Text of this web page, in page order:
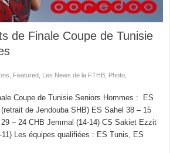
de Finale Coupe de Tunisie
Featured Les News de la FTHB Photo
Coupe de Tunisie Seniors Hommes : ES
de Jendouba SHB) ES Sahel 38 – 15
– 24 CHB Jemmal (14-14) CS Sakiet Ezzit
Les équipes qualifiées : ES Tunis, ES